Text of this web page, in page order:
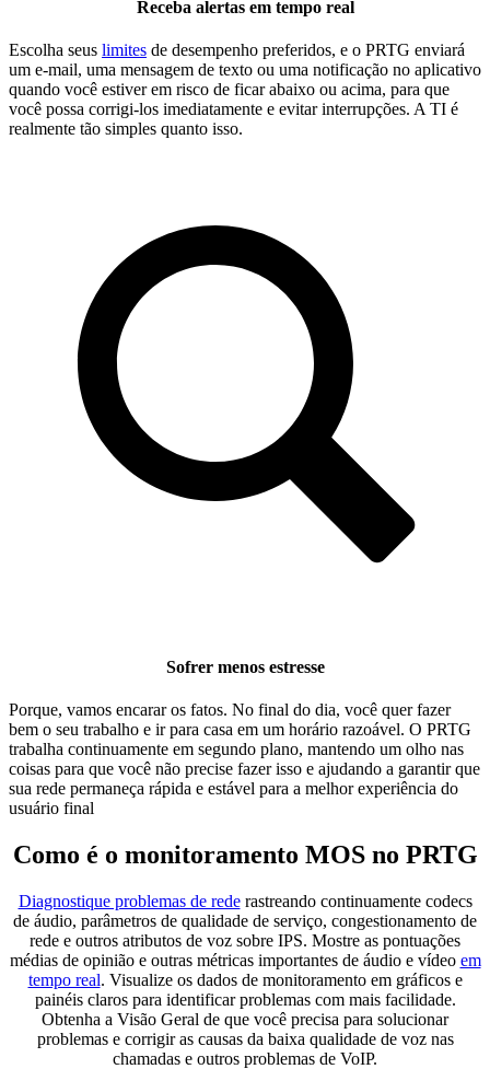
Receba alertas em tempo real
Escolha seus limites de desempenho preferidos, e o PRTG enviará
um e-mail, uma mensagem de texto ou uma notificação no aplicativo
quando você estiver em risco de ficar abaixo ou acima, para que
você possa corrigi-los imediatamente e evitar interrupções. A TI é
realmente tão simples quanto isso.
Sofrer menos estresse
Porque, vamos encarar os fatos. No final do dia, você quer fazer
bem o seu trabalho e ir para casa em um horário razoável. O PRTG
trabalha continuamente em segundo plano, mantendo um olho nas
coisas para que você não precise fazer isso e ajudando a garantir que
sua rede permaneça rápida e estável para a melhor experiência do
usuário final
Como é o monitoramento MOS no PRTG
Diagnostique problemas de rederastreando continuamente codecs
de áudio, parâmetros de qualidade de serviço, congestionamento de
rede e outros atributos de voz sobre IPS. Mostre as pontuações
médias de opinião e outras métricas importantes de áudio e vídeo em
tempo real. Visualize os dados de monitoramento em gráficos e
painéis claros para identificar problemas com mais facilidade.
Obtenha a Visão Geral de que você precisa para solucionar
problemas e corrigir as causas da baixa qualidade de voz nas
chamadas e outros problemas de VoIP.